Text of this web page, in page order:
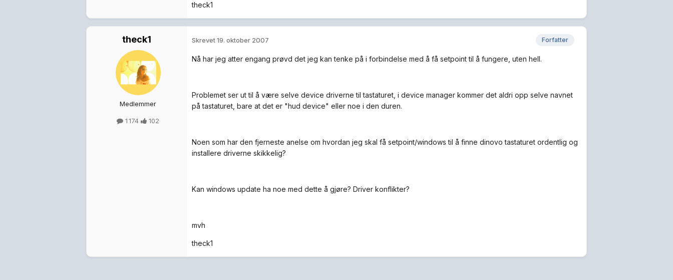
theck1
theck1
Medlemmer
1 174 102
Forfatter
Skrevet19. oktober 2007
Nå har jeg atter engang prøvd det jeg kan tenke på i forbindelse med å få setpoint til å fungere, uten hell.
Problemet ser ut til å være selve device driverne til tastaturet, i device manager kommer det aldri opp selve navnet
på tastaturet, bare at det er "hud device" eller noe i den duren.
Noen som har den fjerneste anelse om hvordan jeg skal få setpoint/windows til å finne dinovo tastaturet ordentlig og
installere driverne skikkelig?
Kan windows update ha noe med dette å gjøre? Driver konflikter?
mvh
theck1